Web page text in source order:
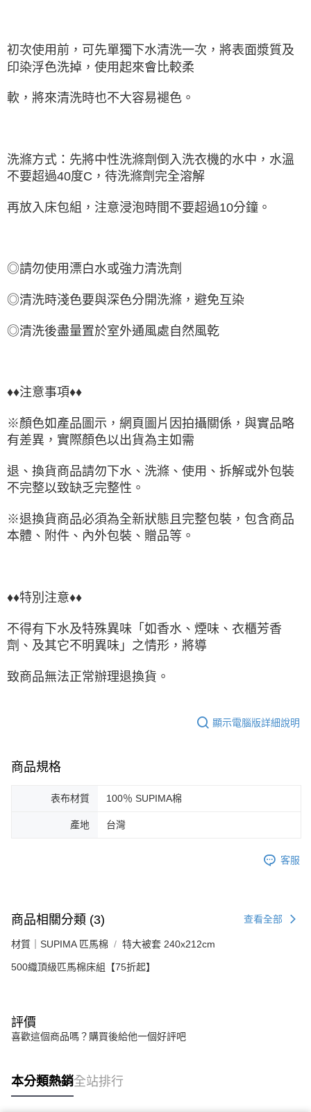
初次使用前，可先單獨下水清洗一次，將表面漿質及
印染浮色洗掉，使用起來會比較柔
軟，將來清洗時也不大容易褪色。
洗滌方式：先將中性洗滌劑倒入洗衣機的水中，水溫
不要超過40度C，待洗滌劑完全溶解
再放入床包組，注意浸泡時間不要超過10分鐘。
◎請勿使用漂白水或強力清洗劑
◎清洗時淺色要與深色分開洗滌，避免互染
◎清洗後盡量置於室外通風處自然風乾
♦♦注意事項♦♦
※顏色如產品圖示，網頁圖片因拍攝關係，與實品略
有差異，實際顏色以出貨為主如需
退、換貨商品請勿下水、洗滌、使用、拆解或外包裝
不完整以致缺乏完整性。
※退換貨商品必須為全新狀態且完整包裝，包含商品
本體、附件、內外包裝、贈品等。
♦♦特別注意♦♦
不得有下水及特殊異味「如香水、煙味、衣櫃芳香
劑、及其它不明異味」之情形，將導
致商品無法正常辦理退換貨。
顯示電腦版詳細說明
商品規格
表布材質 100％ SUPIMA棉
產地 台灣
客服
商品相關分類 (3) 查看全部
材質｜SUPIMA 匹馬棉 特大被套 240x212cm
500織頂級匹馬棉床組【75折起】
評價
喜歡這個商品嗎？購買後給他一個好評吧
本分類熱銷全站排行